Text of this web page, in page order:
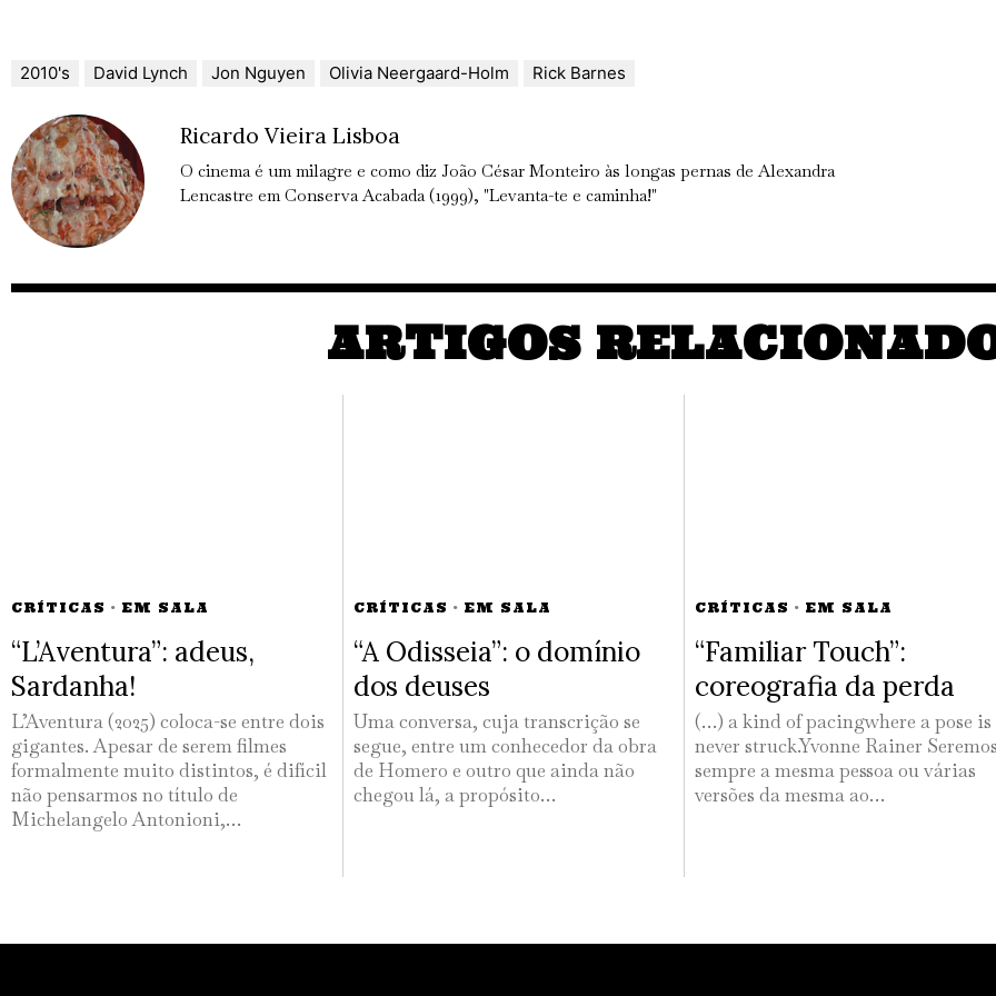
2010's David Lynch Jon Nguyen Olivia Neergaard-Holm Rick Barnes
Ricardo Vieira Lisboa
O cinema é um milagre e como diz João César Monteiro às longas pernas de Alexandra
Lencastre em Conserva Acabada (1999), "Levanta-te e caminha!"
ARTIGOS
CRÍTICAS · EM SALA
“L’Aventura”: adeus,
Sardanha!
L’Aventura (2025) coloca-se entre dois
gigantes. Apesar de serem filmes
formalmente muito distintos, é difícil
não pensarmos no título de
Michelangelo Antonioni,…
CRÍTICAS · EM SALA
“A Odisseia”: o domínio
dos deuses
Uma conversa, cuja transcrição se
segue, entre um conhecedor da obra
de Homero e outro que ainda não
chegou lá, a propósito…
CRÍTICAS · EM SALA
“Familiar Touch”:
coreografia da perda
(…) a kind of pacingwhere a pose is
never struck.Yvonne Rainer
sempre a mesma pessoa ou várias
versões da mesma ao…